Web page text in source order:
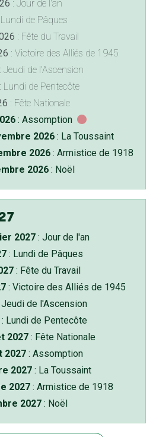
: Jour de l'an
Lundi de Pâques
: Fête du Travail
: Victoire des Alliés de 1945
: Jeudi de l'Ascension
: Lundi de Pentecôte
: Fête Nationale
: Assomption
2026 : La Toussaint
2026 : Armistice de 1918
2026 : Noël
2027 : Jour de l'an
: Lundi de Pâques
: Fête du Travail
: Victoire des Alliés de 1945
Jeudi de l'Ascension
: Lundi de Pentecôte
2027 : Fête Nationale
2027 : Assomption
2027 : La Toussaint
2027 : Armistice de 1918
2027 : Noël